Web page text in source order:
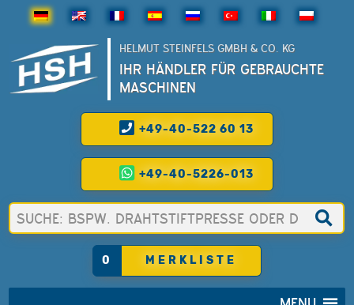
HELMUT STEINFELS GMBH & CO. KG
IHR HÄNDLER FÜR GEBRAUCHTE
MASCHINEN
+49-40-522 60 13
+49-40-5226-013
0 MERKLISTE